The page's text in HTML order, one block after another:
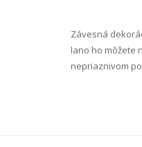
Závesná
lano ho môžete
nepriaznivom